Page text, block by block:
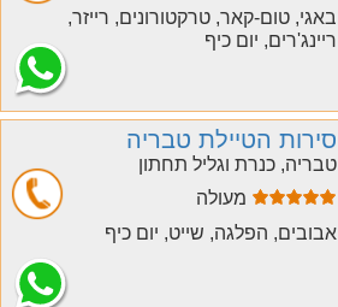
באגי, טום-קאר, טרקטורונים, רייזר,
ריינג'רים, יום כיף
חייג
סירות הטיילת טבריה
טבריה, כנרת וגליל תחתון
מעולה
אבובים, הפלגה, שייט, יום כיף
חייג